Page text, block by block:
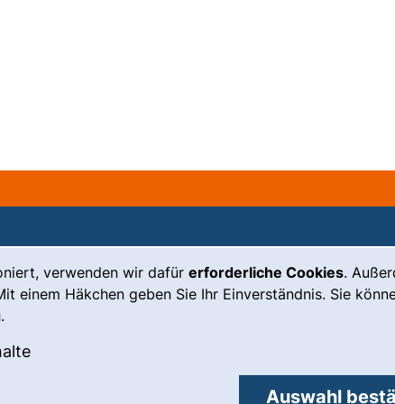
verwenden wir dafür erforderliche Cookies.
einem Häkchen geben Sie Ihr Einverständnis. Sie
.
akzeptieren
: Externe Inhalte / Cookies akzeptieren
Auswahl
Link, öffnet neues Fenster)
Leichte Sprache
Gebärdensprache
Impressum
Cookie-
Einstellungen